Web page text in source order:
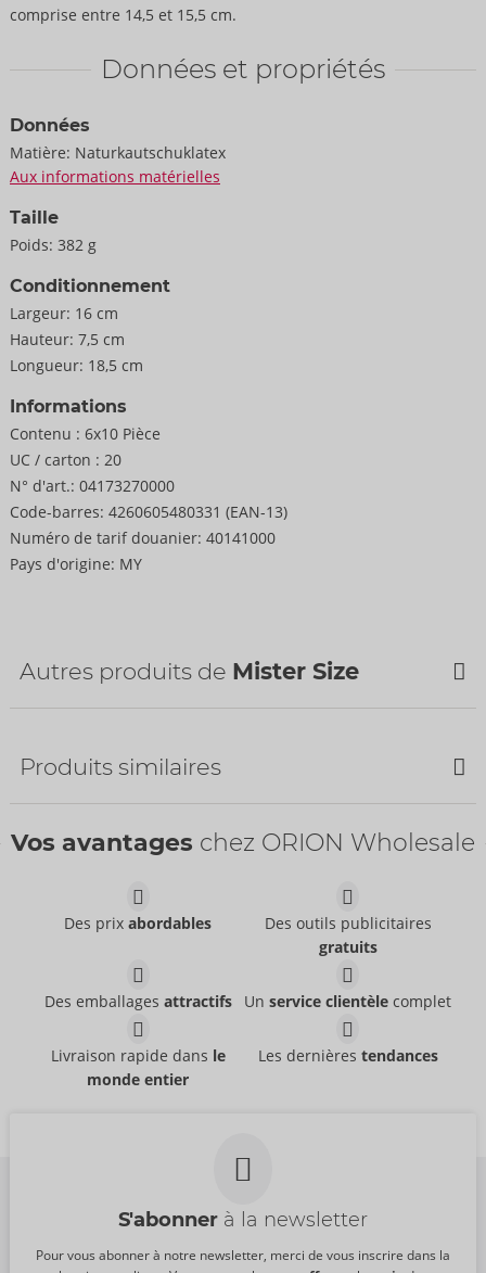
comprise entre 14,5 et 15,5 cm.
Données et propriétés
Données
Matière: Naturkautschuklatex
Aux informations matérielles
Taille
Poids: 382 g
Conditionnement
Largeur: 16 cm
Hauteur: 7,5 cm
Longueur: 18,5 cm
Informations
Contenu : 6x10 Pièce
UC / carton : 20
N° d'art.: 04173270000
Code-barres: 4260605480331 (EAN-13)
Numéro de tarif douanier: 40141000
Pays d'origine: MY
Autres produits de Mister Size
06315150000
Dimensions : 50 ml
Sans emballage
04159280000
49,95 €
Produits similaires
69 mm
04173350000
60 mm
Vos avantages chez ORION Wholesale
Des prixabordables
Des outils publicitaires
gratuits
Des emballages attractifs Unservice clientèle complet
Livraison rapide dans le
monde entier
Les dernières tendances
S'abonner à la newsletter
Pour vous abonner à notre newsletter, merci de vous inscrire dans la